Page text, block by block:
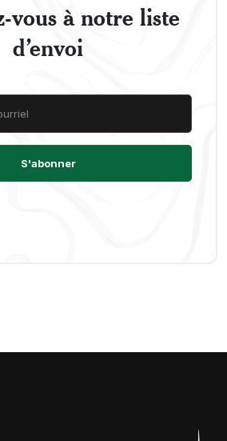
vous à notre liste
d’envoi